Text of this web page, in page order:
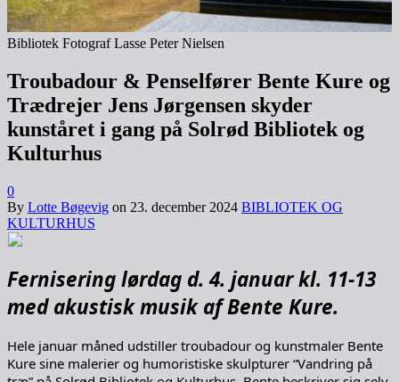
Bibliotek Fotograf Lasse Peter Nielsen
Troubadour & Penselfører Bente Kure og
Trædrejer Jens Jørgensen skyder
kunståret i gang på Solrød Bibliotek og
Kulturhus
0
By Lotte Bøgevig on 23. december 2024 BIBLIOTEK OG
KULTURHUS
Fernisering lørdag d. 4. januar kl. 11-13
med akustisk musik af Bente Kure.
Hele januar måned udstiller troubadour og kunstmaler Bente
Kure sine malerier og humoristiske skulpturer “Vandring på